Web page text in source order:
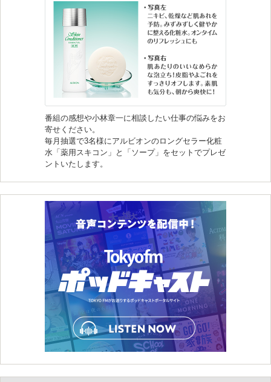
番組の感想や小林章一に相談したい仕事の悩みをお
寄せください。
毎月抽選で3名様にアルビオンのロングセラー化粧
水「薬用スキコン」と「ソープ」をセットでプレゼ
ントいたします。